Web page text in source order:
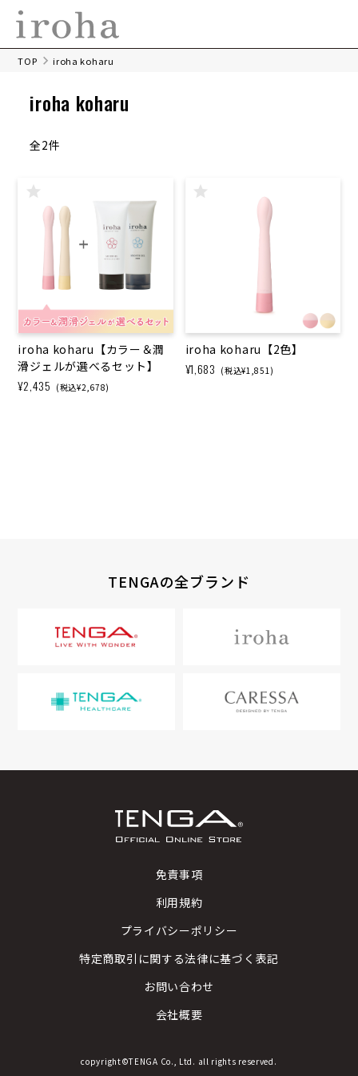
TOP iroha koharu
iroha koharu
全2件
iroha koharu【カラー＆潤
滑ジェルが選べるセット】
¥2,435 (税込¥2,678)
iroha koharu【2色】
¥1,683 (税込¥1,851)
TENGAの全ブランド
免責事項
利用規約
プライバシーポリシー
特定商取引に関する法律に基づく表記
お問い合わせ
会社概要
copyright©TENGA Co., Ltd. all rights reserved.